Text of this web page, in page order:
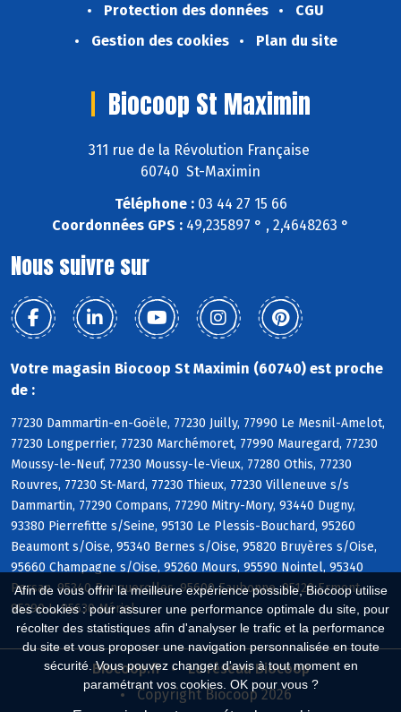
Afin de vous offrir la meilleure expérience possible, Biocoop utilise
des cookies : pour assurer une performance optimale du site, pour
récolter des statistiques afin d'analyser le trafic et la performance
du site et vous proposer une navigation personnalisée en toute
sécurité. Vous pouvez changer d'avis à tout moment en
paramétrant vos cookies. OK pour vous ?
Protection des données
CGU
Gestion des cookies
Plan du site
Biocoop St Maximin
311 rue de la Révolution Française
60740 St-Maximin
Téléphone :03 44 27 15 66
Coordonnées GPS : 49,235897 ° , 2,4648263 °
Nous suivre sur
Votre magasin Biocoop St Maximin (60740) est proche
de :
77230 Dammartin-en-Goële, 77230 Juilly, 77990 Le Mesnil-Amelot,
77230 Longperrier, 77230 Marchémoret, 77990 Mauregard, 77230
Moussy-le-Neuf, 77230 Moussy-le-Vieux, 77280 Othis, 77230
Rouvres, 77230 St-Mard, 77230 Thieux, 77230 Villeneuve s/s
Dammartin, 77290 Compans, 77290 Mitry-Mory, 93440 Dugny,
93380 Pierrefitte s/Seine, 95130 Le Plessis-Bouchard, 95260
Beaumont s/Oise, 95340 Bernes s/Oise, 95820 Bruyères s/Oise,
95660 Champagne s/Oise, 95260 Mours, 95590 Nointel, 95340
Persan, 95340 Ronquerolles, 95600 Eaubonne, 95120 Ermont,
95290 L, 95630 Mériel
Biocoop.fr
Le réseau Biocoop
Copyright Biocoop 2026